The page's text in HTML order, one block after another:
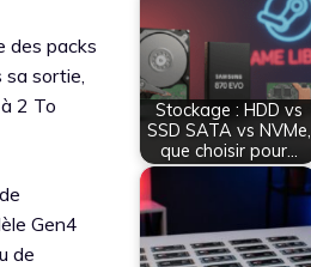
des packs
sa sortie,
2 To
Gen4
de
Stockage : HDD vs
SSD SATA vs NVMe,
que choisir pour…